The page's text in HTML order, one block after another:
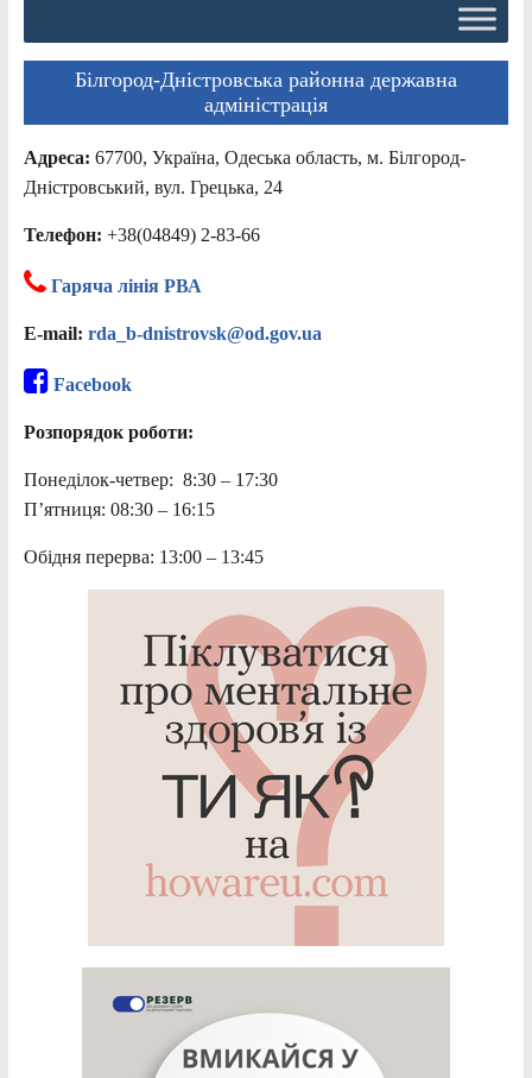
Білгород-Дністровська районна державна
адміністрація
Адреса: 67700, Україна, Одеська область, м. Білгород-
Дністровський, вул. Грецька, 24
Телефон: +38(04849) 2-83-66
Гаряча лінія РВА
E-mail: rda_b-dnistrovsk@od.gov.ua
Facebook
Розпорядок роботи:
Понеділок-четвер: 8:30 – 17:30
П’ятниця: 08:30 – 16:15
Обідня перерва: 13:00 – 13:45